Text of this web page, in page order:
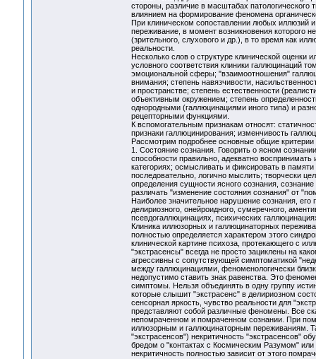
стороны, различие в масштабах патологического
влиянием на формирование феномена
При клиническом сопоставлении любых иллюзий
переживание, в момент возникновения которого
(зрительного, слухового и др.), в то время как
реальности.
Несколько слов о структуре клинической
условного соответствия клиники галлюцинаций
эмоциональной сферы; "взаимоотношения"
внимания; степень навязчивости,
и пространстве; степень естественности
объективным окружением; степень
однородными (галлюцинациями иного типа) и
рецепторными функциями.
К вспомогательным признакам относят:
признаки галлюцинирования; изменчивость
Рассмотрим подробнее основные общие
1. Состояние сознания. Говорить о ясном
способности правильно, адекватно
категориях; осмысливать и фиксировать в
последовательно, логично мыслить; творчески
определения сущности ясного сознания,
различать "изменение состояния сознания" от
Наиболее значительное нарушение сознания,
делириозного, онейроидного, сумеречного,
псевдогаллюцинациях, психических
Клиника иллюзорных и галлюцинаторных
полностью определяется характером этого
клинической картине психоза, протекающего с
"экстрасенсы" всегда не просто зациклены на
агрессивны с сопутствующей симптоматикой
между галлюцинациями, феноменологически
недопустимо ставить знак равенства. Это
симптомы. Нельзя объединять в одну группу
которые слышит "экстрасенс" в делириозном
сенсорная яркость, чувство реальности для
представляют собой различные феномены. Все
непомраченном и помраченном сознании. При
иллюзорным и галлюцинаторным переживаниям.
"экстрасенсов") некритичность "экстрасенсов"
бредом о "контактах с Космическим Разумом"
некритичность полностью зависит от этого